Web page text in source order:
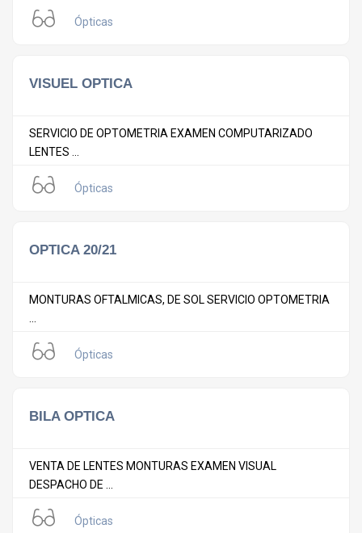
Ópticas
VISUEL OPTICA
SERVICIO DE OPTOMETRIA EXAMEN COMPUTARIZADO
LENTES ...
Ópticas
OPTICA 20/21
MONTURAS OFTALMICAS, DE SOL SERVICIO OPTOMETRIA
Ópticas
BILA OPTICA
VENTA DE LENTES MONTURAS EXAMEN VISUAL
DESPACHO DE ...
Ópticas